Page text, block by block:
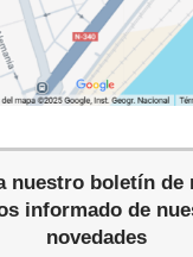
nuestro boletín de
informado de
novedades